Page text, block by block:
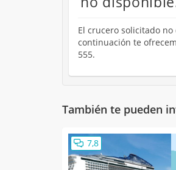
El crucero solicitado no
continuación te
555.
También te pueden
7,8